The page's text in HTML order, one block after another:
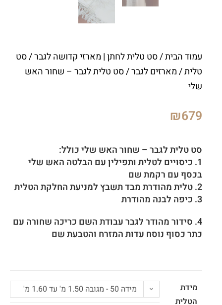
עמוד הבית/סט טלית לחתן | מארזי קדושה לגבר/סט
טלית / מארזים לגבר/ סט טלית לגבר – שחור האש
שלי
₪679
סט טלית לגבר – שחור האש שלי כולל:
1. כיסויים לטלית ותפילין עם הבלטה האש שלי
בכסף עם רקמת שם
2. טלית מהודרת מבד תשבץ למניעת החלקת הטלית
3. כיפה לבנה מהודרת
4. סידור מהודר לגבר עבודת השם כריכה שחורה עם
כתר כסוף נוסח עדות המזרח והטבעת שם
מידת
הטלית
מידה 50 - מגובה 1.50 מ' עד 1.60 מ'